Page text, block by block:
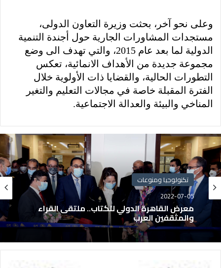
وعلى نحو آخر، بحثت وزيرة التعاون الدولى،
مستجدات المشاورات الجارية حول أجندة التنمية
الدولية لما بعد عام 2015، والتي تهدف الى وضع
مجموعة جديدة من الأهداف الانمائية، تعكس
التطورات الحالية، والقضايا ذات الأولوية خلال
الفترة المقبلة خاصة في مجالات التعليم والتغير
المناخي والبيئة والعدالة الاجتماعية.
تكنولوجيا ومنوعات
2022-07-05
معرض القاهرة الدولي للكتاب.. ملتقى القراء
والمثقفين العرب